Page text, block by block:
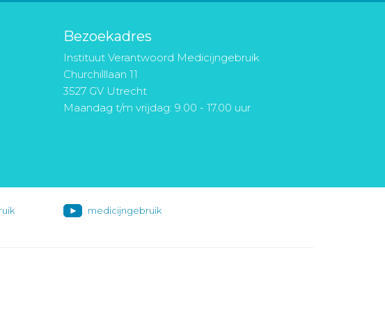
Bezoekadres
Instituut Verantwoord Medicijngebruik
Churchilllaan 11
3527 GV Utrecht
Maandag t/m vrijdag: 9.00 - 17.00 uur
medicijngebruik